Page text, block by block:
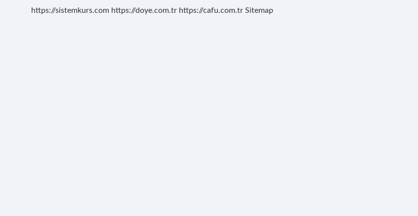
https://sistemkurs.com https://doye.com.tr https://cafu.com.tr Sitemap